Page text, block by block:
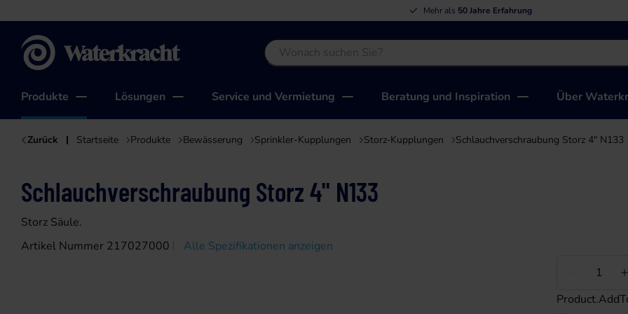
Mehr als 50 Jahre Erfahrung
Produkte Lösungen Service und Vermietung Beratung und Inspiration Über
Zurück Startseite Produkte Bewässerung Sprinkler-Kupplungen Storz-Kupplungen Schlauchverschraubung Storz 4" N133
Schlauchverschraubung Storz 4" N133
Storz Säule.
Artikel Nummer 217027000
Alle Spezifikationen anzeigen
Weniger